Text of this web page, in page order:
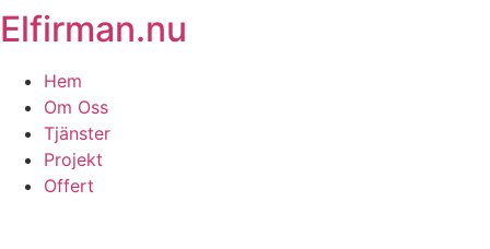
Skip
to
content
Elfirman.nu
Hem
Om Oss
Tjänster
Projekt
Offert